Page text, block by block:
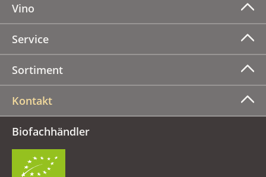
Vino
Service
Sortiment
Kontakt
Biofachhändler